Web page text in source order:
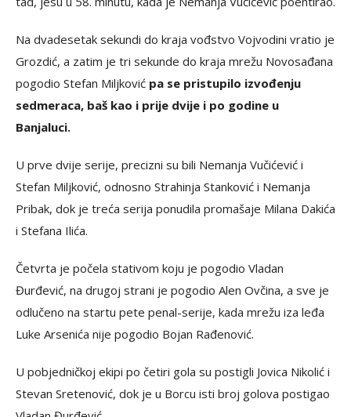
Na dvadesetak sekundi do kraja vođstvo Vojvodini vratio je
Grozdić, a zatim je tri sekunde do kraja mrežu Novosađana
pogodio Stefan Miljković pa se pristupilo izvođenju
sedmeraca, baš kao i prije dvije i po godine u
Banjaluci.
U prve dvije serije, precizni su bili Nemanja Vučićević i
Stefan Miljković, odnosno Strahinja Stanković i Nemanja
Pribak, dok je treća serija ponudila promašaje Milana Dakića
i Stefana Ilića.
Četvrta je počela stativom koju je pogodio Vladan
Đurđević, na drugoj strani je pogodio Alen Ovčina, a sve je
odlučeno na startu pete penal-serije, kada mrežu iza leđa
Luke Arsenića nije pogodio Bojan Rađenović.
U pobjedničkoj ekipi po četiri gola su postigli Jovica Nikolić i
Stevan Sretenović, dok je u Borcu isti broj golova postigao